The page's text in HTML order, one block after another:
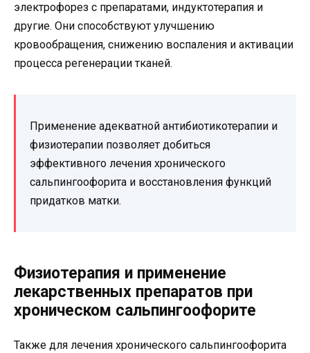
электрофорез с препаратами, индуктотерапия и
другие. Они способствуют улучшению
кровообращения, снижению воспаления и активации
процесса регенерации тканей.
Применение адекватной антибиотикотерапии и
физиотерапии позволяет добиться
эффективного лечения хронического
сальпингоофорита и восстановления функций
придатков матки.
Физиотерапия и применение
лекарственных препаратов при
хроническом сальпингоофорите
Также для лечения хронического сальпингоофорита